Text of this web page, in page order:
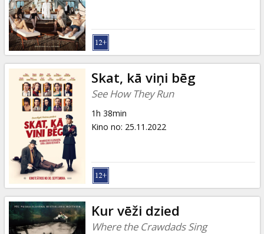
Skat, kā viņi bēg
See How They Run
1h 38min
Kino no: 25.11.2022
Kur vēži dzied
Where the Crawdads Sing